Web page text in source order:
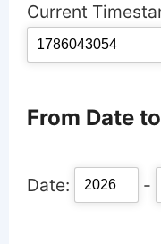
Current
From Date
Date: -